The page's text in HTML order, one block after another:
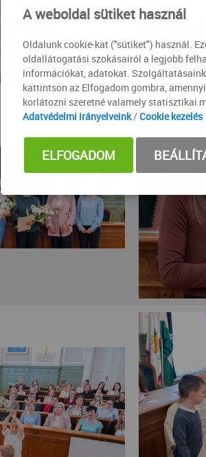
A weboldal sütiket használ
Oldalunk cookie-kat ("sütiket") használ.
oldallátogatási szokásairól a legjobb
információkat, adatokat. Szolgáltatásaink
kattintson az Elfogadom gombra,
korlátozni szeretné valamely statisztikai
Adatvédelmi irányelveink/Cookie kezelés
ELFOGADOM